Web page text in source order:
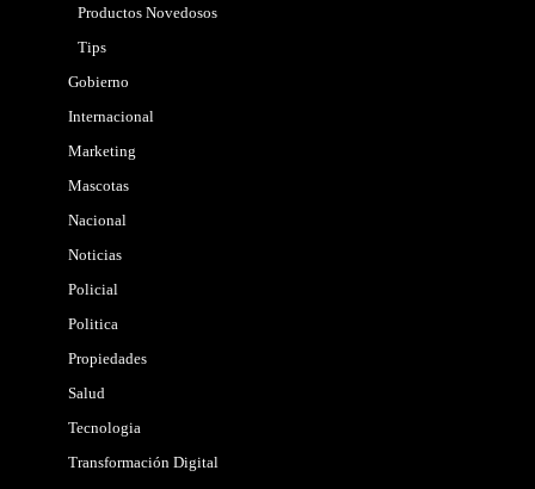
Productos Novedosos
Tips
Gobierno
Internacional
Marketing
Mascotas
Nacional
Noticias
Policial
Politica
Propiedades
Salud
Tecnologia
Transformación Digital